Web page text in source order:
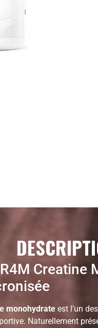
Creatine
monohydrate est l’un
Naturellement